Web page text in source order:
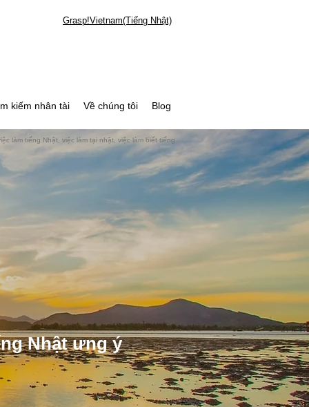
Grasp!Vietnam(Tiếng Nhật)
kiếm nhân tài Về chúng tôi Blog
làm tiếng Nhật, việc làm tại nhật, việc làm biết tiếng
Nhật ​ưng ý